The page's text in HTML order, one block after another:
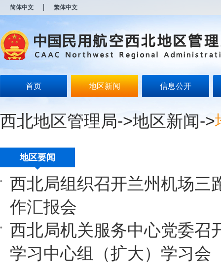
简体中文 繁体中文
首页 地区新闻 信息公开
西北地区管理局->地区新闻->
地区要闻
西北局组织召开兰州机场三
作汇报会
西北局机关服务中心党委召
学习中心组（扩大）学习会
开
无
障
说
Alt
加
导